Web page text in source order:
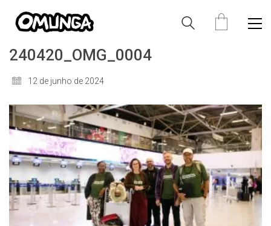
240420_OMG_0004
12 de junho de 2024